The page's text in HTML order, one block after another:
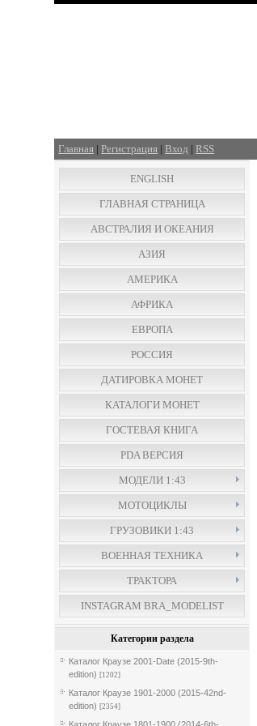
Главная | Регистрация |Вход | RSS
ENGLISH
ГЛАВНАЯ СТРАНИЦА
АВСТРАЛИЯ И ОКЕАНИЯ
АЗИЯ
АМЕРИКА
АФРИКА
ЕВРОПА
РОССИЯ
ДАТИРОВКА МОНЕТ
КАТАЛОГИ МОНЕТ
ГОСТЕВАЯ КНИГА
PDA ВЕРСИЯ
МОДЕЛИ 1:43
МОТОЦИКЛЫ
ГРУЗОВИКИ 1:43
ВОЕННАЯ ТЕХНИКА
ТРАКТОРА
INSTAGRAM BRA_MODELIST
Категории раздела
Каталог Краузе 2001-Date (2015-9th-
edition) [1202]
Каталог Краузе 1901-2000 (2015-42nd-
edition) [2354]